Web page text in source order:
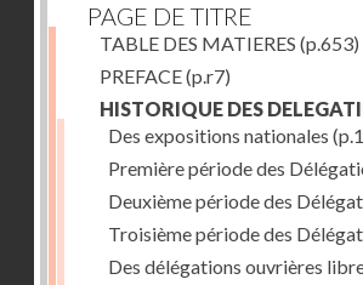
PAGE DE TITRE
TABLE DES MATIERES (p.653)
PREFACE(p.r7)
HISTORIQUE DES
Des expositions nationales
Première période des
Deuxième période des
Troisième période des
Des délégations ouvrières